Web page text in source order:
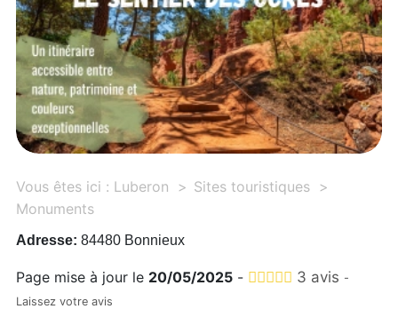
Vous êtes ici : Luberon
Sites touristiques
Monuments
Adresse: 84480 Bonnieux
Page mise à jour le 20/05/2025- 3 avis -
Laissez votre avis